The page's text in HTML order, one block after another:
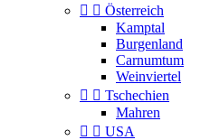
  Österreich
Kamptal
Burgenland
Carnumtum
Weinviertel
  Tschechien
Mahren
  USA